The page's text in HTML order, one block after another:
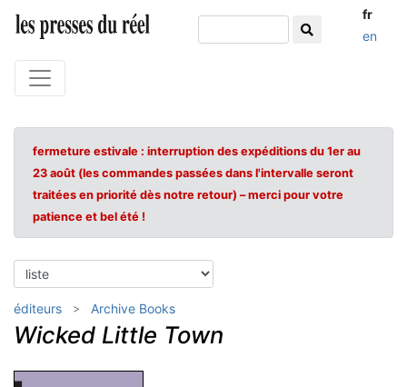
fr
en
fermeture estivale : interruption des expéditions du 1er au
23 août (les commandes passées dans l'intervalle seront
traitées en priorité dès notre retour) – merci pour votre
patience et bel été !
éditeurs Archive Books
Wicked Little Town